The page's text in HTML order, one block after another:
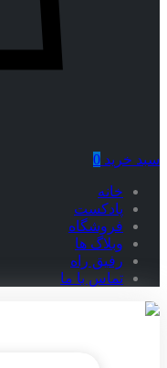
سبد خرید 0
خانه
پادکست
فروشگاه
وبلاگ ها
رفیق راه
تماس با ما